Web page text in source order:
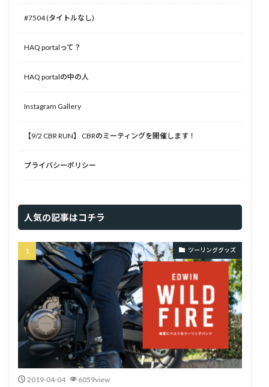
#7504 (タイトルなし)
HAQ portalって？
HAQ portalの中の人
Instagram Gallery
【9/2 CBR RUN】 CBRのミーティングを開催します！
プライバシーポリシー
人気の記事はコチラ
ツーリンググッズ
2019-04-04 6059view